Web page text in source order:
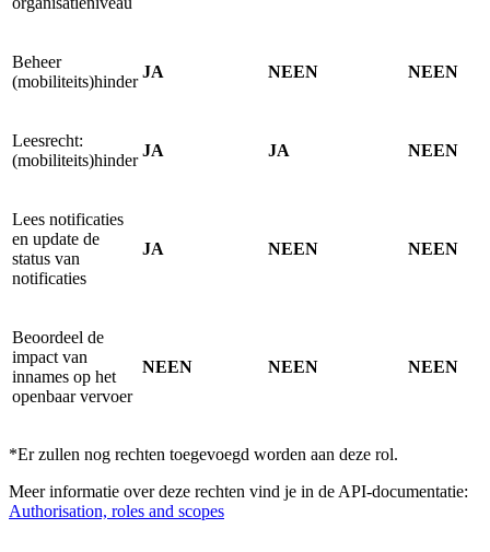
Beheer
(mobiliteits)hinder
JA NEEN NEEN
Leesrecht:
(mobiliteits)hinder
JA JA NEEN
Lees notificaties
en update de
status van
notificaties
JA NEEN NEEN
Beoordeel de
impact van
innames op het
openbaar vervoer
NEEN NEEN NEEN
*Er zullen nog rechten toegevoegd worden aan deze rol.
Meer informatie over deze rechten vind je in de API-documentatie:
Authorisation, roles and scopes